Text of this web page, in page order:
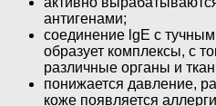
антигенами;
соединение lgE с
образует комплексы, с
различные органы и
понижается давление,
коже появляется